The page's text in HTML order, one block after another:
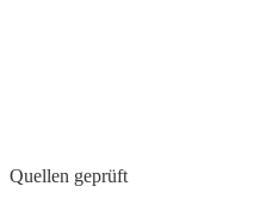
Quellen geprüft